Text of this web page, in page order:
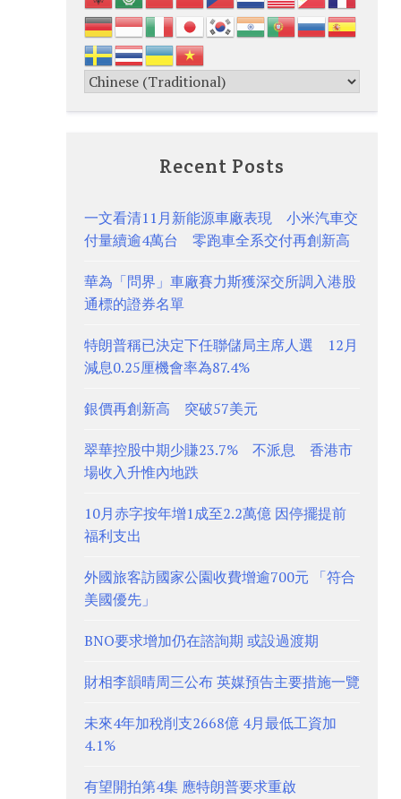
Recent Posts
一文看清11月新能源車廠表現 小米汽車交
付量續逾4萬台 零跑車全系交付再創新高
華為「問界」車廠賽力斯獲深交所調入港股
通標的證券名單
特朗普稱已決定下任聯儲局主席人選 12月
減息0.25厘機會率為87.4%
銀價再創新高 突破57美元
翠華控股中期少賺23.7% 不派息 香港市
場收入升惟內地跌
10月赤字按年增1成至2.2萬億 因停擺提前
福利支出
外國旅客訪國家公園收費增逾700元 「符合
美國優先」
BNO要求增加仍在諮詢期 或設過渡期
財相李韻晴周三公布 英媒預告主要措施一覽
未來4年加稅削支2668億 4月最低工資加
4.1%
有望開拍第4集 應特朗普要求重啟